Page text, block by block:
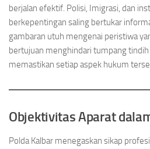
berjalan efektif. Polisi, Imigrasi, dan
berkepentingan saling bertukar
gambaran utuh mengenai peristiwa
bertujuan menghindari tumpang
memastikan setiap aspek hukum
Objektivitas Aparat
Polda Kalbar menegaskan sikap